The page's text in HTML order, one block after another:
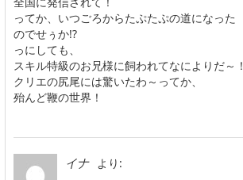
ってか、いつごろからたぷたぷの道になった
のでせぅか!?
っにしても、
スキル特級のお兄様に飼われてなによりだ～！
クリエの尻尾には驚いたわ～ってか、
殆んど鞭の世界！
イナ
より: